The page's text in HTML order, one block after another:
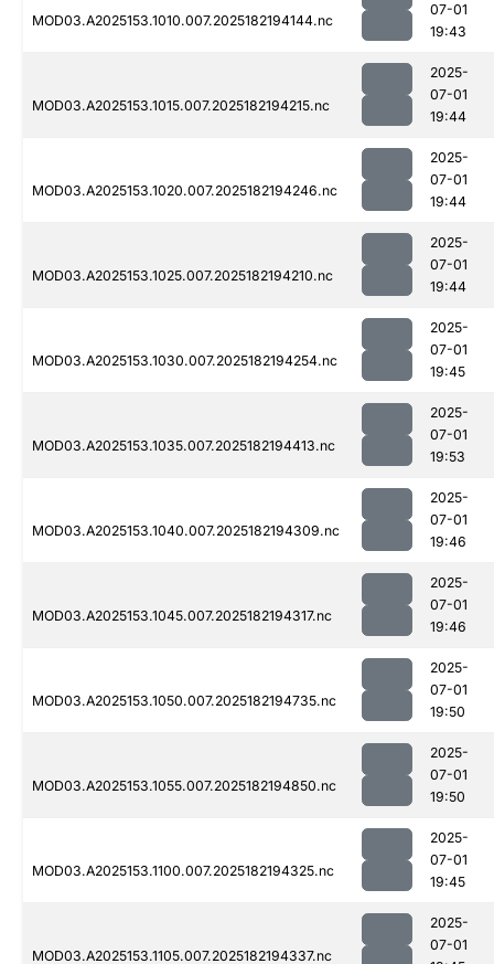
MOD03.A2025153.1010.007.2025182194144.nc
07-01
19:43
MOD03.A2025153.1015.007.2025182194215.nc
2025-
07-01
19:44
MOD03.A2025153.1020.007.2025182194246.nc
2025-
07-01
19:44
MOD03.A2025153.1025.007.2025182194210.nc
2025-
07-01
19:44
MOD03.A2025153.1030.007.2025182194254.nc
2025-
07-01
19:45
MOD03.A2025153.1035.007.2025182194413.nc
2025-
07-01
19:53
MOD03.A2025153.1040.007.2025182194309.nc
2025-
07-01
19:46
MOD03.A2025153.1045.007.2025182194317.nc
2025-
07-01
19:46
MOD03.A2025153.1050.007.2025182194735.nc
2025-
07-01
19:50
MOD03.A2025153.1055.007.2025182194850.nc
2025-
07-01
19:50
MOD03.A2025153.1100.007.2025182194325.nc
2025-
07-01
19:45
MOD03.A2025153.1105.007.2025182194337.nc
2025-
07-01